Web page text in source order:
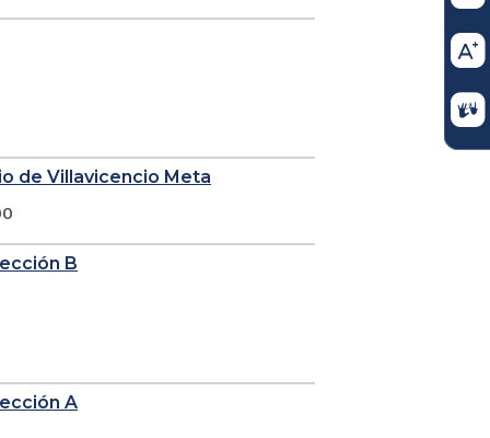
de Villavicencio Meta
B
A